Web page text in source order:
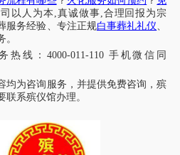
以人为本,真诚做事,合理回报为宗
服务经验、专注正规白事葬礼礼仪、
热线： 4000-011-110 手机微信同
均为咨询服务，并提供免费咨询，殡
联系殡仪馆办理。